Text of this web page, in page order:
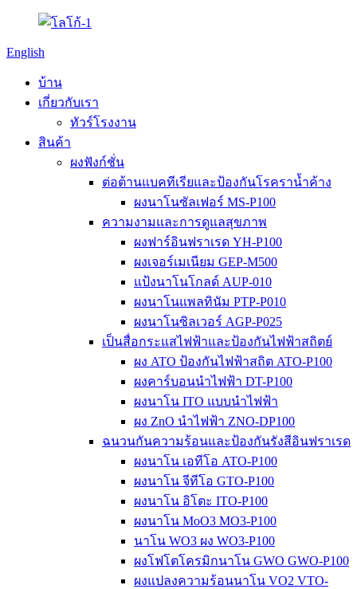
English
บ้าน
เกี่ยวกับเรา
ทัวร์โรงงาน
สินค้า
ผงฟังก์ชั่น
ต่อต้านแบคทีเรียและป้องกันโรคราน้ำค้าง
ผงนาโนซัลเฟอร์ MS-P100
ความงามและการดูแลสุขภาพ
ผงฟาร์อินฟราเรด YH-P100
ผงเจอร์เมเนียม GEP-M500
แป้งนาโนโกลด์ AUP-010
ผงนาโนแพลทินัม PTP-P010
ผงนาโนซิลเวอร์ AGP-P025
เป็นสื่อกระแสไฟฟ้าและป้องกันไฟฟ้าสถิตย์
ผง ATO ป้องกันไฟฟ้าสถิต ATO-P100
ผงคาร์บอนนำไฟฟ้า DT-P100
ผงนาโน ITO แบบนำไฟฟ้า
ผง ZnO นำไฟฟ้า ZNO-DP100
ฉนวนกันความร้อนและป้องกันรังสีอินฟราเรด
ผงนาโน เอทีโอ ATO-P100
ผงนาโน จีทีโอ GTO-P100
ผงนาโน อิโตะ ITO-P100
ผงนาโน MoO3 MO3-P100
นาโน WO3 ผง WO3-P100
ผงโฟโตโครมิกนาโน GWO GWO-P100
ผงแปลงความร้อนนาโน VO2 VTO-